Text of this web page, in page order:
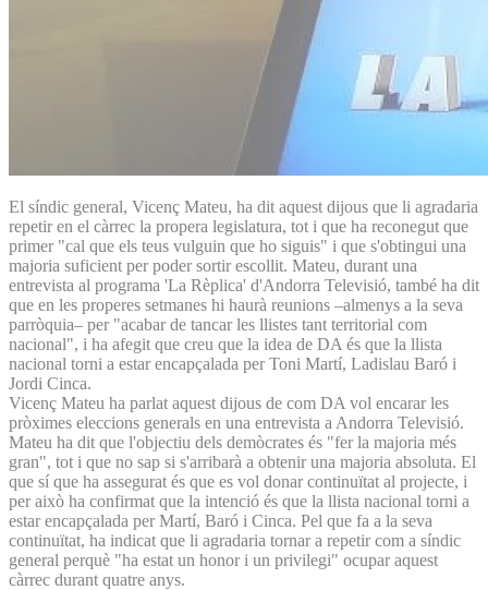
El síndic general, Vicenç Mateu, ha dit aquest dijous que li agradaria
repetir en el càrrec la propera legislatura, tot i que ha reconegut que
primer "cal que els teus vulguin que ho siguis" i que s'obtingui una
majoria suficient per poder sortir escollit. Mateu, durant una
entrevista al programa 'La Rèplica' d'Andorra Televisió, també ha dit
que en les properes setmanes hi haurà reunions –almenys a la seva
parròquia– per "acabar de tancar les llistes tant territorial com
nacional", i ha afegit que creu que la idea de DA és que la llista
nacional torni a estar encapçalada per Toni Martí, Ladislau Baró i
Jordi Cinca.
Vicenç Mateu ha parlat aquest dijous de com DA vol encarar les
pròximes eleccions generals en una entrevista a Andorra Televisió.
Mateu ha dit que l'objectiu dels demòcrates és "fer la majoria més
gran", tot i que no sap si s'arribarà a obtenir una majoria absoluta. El
que sí que ha assegurat és que es vol donar continuïtat al projecte, i
per això ha confirmat que la intenció és que la llista nacional torni a
estar encapçalada per Martí, Baró i Cinca. Pel que fa a la seva
continuïtat, ha indicat que li agradaria tornar a repetir com a síndic
general perquè "ha estat un honor i un privilegi" ocupar aquest
càrrec durant quatre anys.